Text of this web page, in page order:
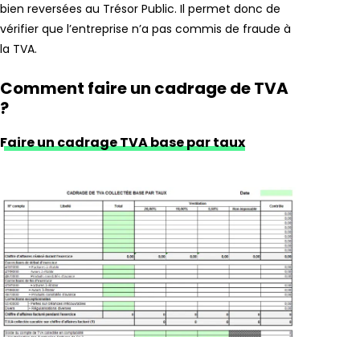
bien reversées au Trésor Public. Il permet donc de
vérifier que l’entreprise n’a pas commis de fraude à
la TVA.
Comment faire un cadrage de TVA
?
Faire un cadrage TVA base par taux